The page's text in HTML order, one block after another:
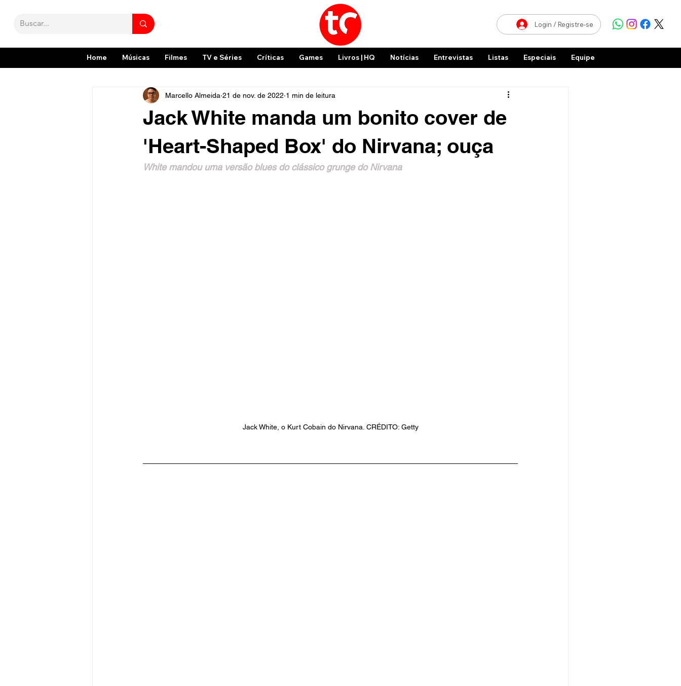
Login / Registre-se
Home Músicas Filmes TV e Séries Críticas Games Livros | HQ Notícias Entrevistas Listas Especiais Equipe
Jack White manda um bonito cover de
'Heart-Shaped Box' do Nirvana; ouça
Marcello Almeida 21 de nov. de 2022 1 min de leitura
White mandou uma versão blues do clássico grunge do Nirvana
Jack White, o Kurt Cobain do Nirvana. CRÉDITO: Getty